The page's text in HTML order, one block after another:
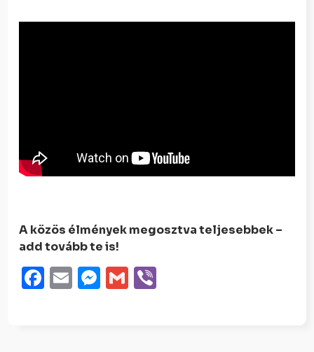
A közös élmények megosztva teljesebbek –
add tovább te is!
Facebook
EmailMessenger
Gmail